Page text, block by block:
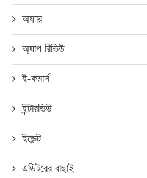
অফার
অ্যাপ রিভিউ
ই-কমার্স
ইন্টারভিউ
ইভেন্ট
এডিটরের বাছাই